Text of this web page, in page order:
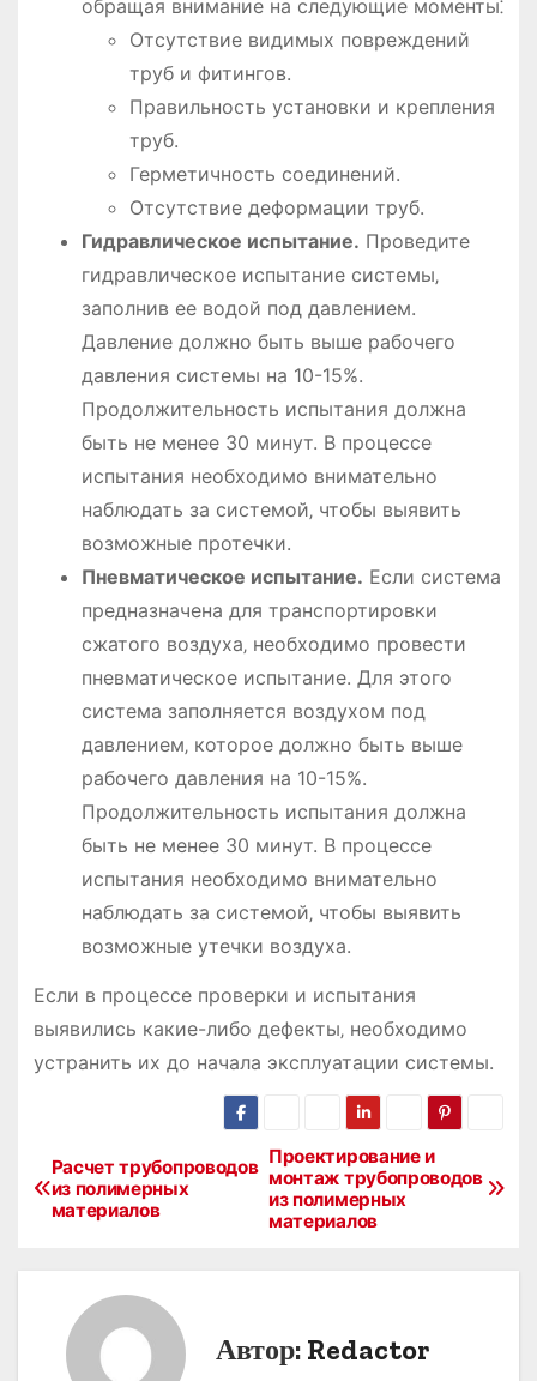
обращая внимание на следующие моменты⁚
Отсутствие видимых повреждений
труб и фитингов.
Правильность установки и крепления
труб.
Герметичность соединений.
Отсутствие деформации труб.
Гидравлическое испытание. Проведите
гидравлическое испытание системы‚
заполнив ее водой под давлением.
Давление должно быть выше рабочего
давления системы на 10-15%.
Продолжительность испытания должна
быть не менее 30 минут. В процессе
испытания необходимо внимательно
наблюдать за системой‚ чтобы выявить
возможные протечки.
Пневматическое испытание. Если система
предназначена для транспортировки
сжатого воздуха‚ необходимо провести
пневматическое испытание. Для этого
система заполняется воздухом под
давлением‚ которое должно быть выше
рабочего давления на 10-15%.
Продолжительность испытания должна
быть не менее 30 минут. В процессе
испытания необходимо внимательно
наблюдать за системой‚ чтобы выявить
возможные утечки воздуха.
Если в процессе проверки и испытания
выявились какие-либо дефекты‚ необходимо
устранить их до начала эксплуатации системы.
Н
Проектирование и
монтаж трубопроводов
из полимерных
материалов
Расчет трубопроводов
из полимерных
материалов
Автор: Redactor